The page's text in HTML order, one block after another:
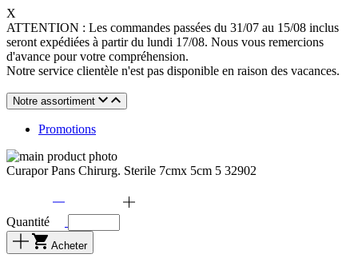
X
ATTENTION : Les commandes passées du 31/07 au 15/08 inclus
seront expédiées à partir du lundi 17/08. Nous vous remercions
d'avance pour votre compréhension.
Notre service clientèle n'est pas disponible en raison des vacances.
Notre assortiment
Promotions
Curapor Pans Chirurg. Sterile 7cmx 5cm 5 32902
Quantité
Acheter